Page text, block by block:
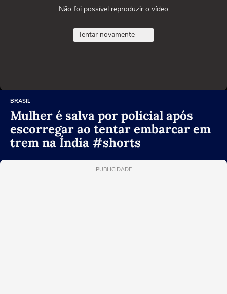
Não foi possível reproduzir o vídeo
Tentar novamente
BRASIL
Mulher é salva por policial após
escorregar ao tentar embarcar em
trem na Índia #shorts
PUBLICIDADE